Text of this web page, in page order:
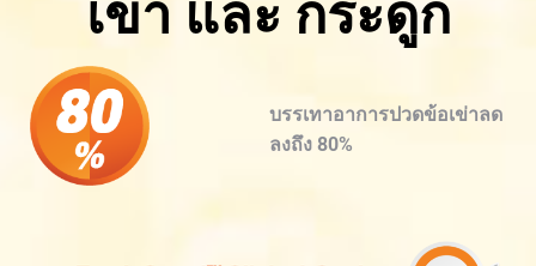
เข่า และ กระดูก
บรรเทาอาการปวดข้อเข่าลด
ลงถึง 80%